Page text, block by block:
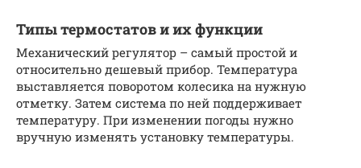
Типы термостатов и их функции
Механический регулятор – самый простой и
относительно дешевый прибор. Температура
выставляется поворотом колесика на нужную
отметку. Затем система по ней поддерживает
температуру. При изменении погоды нужно
вручную изменять установку температуры.